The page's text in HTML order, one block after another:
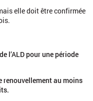
elle doit être confirmée
l’ALD pour une période
renouvellement au moins